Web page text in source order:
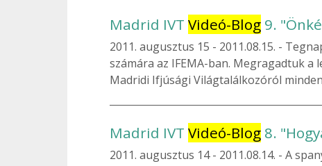
Madrid IVT Videó-Blog 9.
2011. augusztus 15
2011.08.15. -
számára az IFEMA-ban. Megragadtuk
Madridi Ifjúsági Világtalálkozóról
Madrid IVT Videó-Blog 8.
2011. augusztus 14
2011.08.14. - A